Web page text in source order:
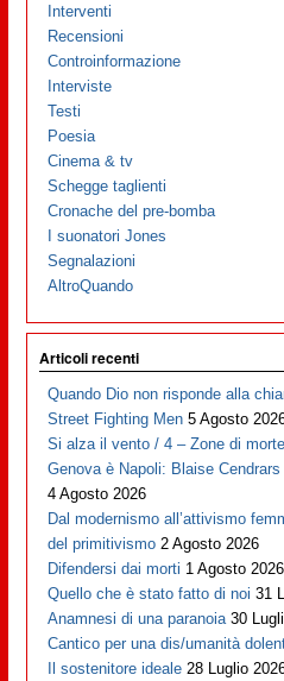
Interventi
Recensioni
Controinformazione
Interviste
Testi
Poesia
Cinema & tv
Schegge taglienti
Cronache del pre-bomba
I suonatori Jones
Segnalazioni
AltroQuando
Articoli recenti
Quando Dio non risponde alla
Street Fighting Men 5 Agosto
Si alza il vento / 4 – Zone di morte
Genova è Napoli: Blaise
4 Agosto 2026
Dal modernismo all’attivismo
del primitivismo 2 Agosto 2026
Difendersi dai morti 1 Agosto 2026
Quello che è stato fatto di noi 31
Anamnesi di una paranoia 30
Cantico per una dis/umanità
Il sostenitore ideale 28 Luglio